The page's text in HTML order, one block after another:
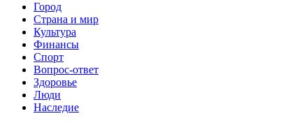
Город
Страна и мир
Культура
Финансы
Спорт
Вопрос-ответ
Здоровье
Люди
Наследие